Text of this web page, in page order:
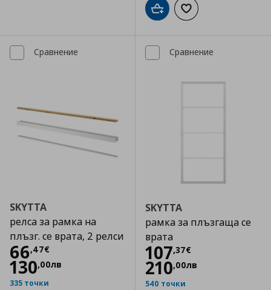
Добави в кошницата
Добави към
Сравнение
SKYTTA
релса за рамка на
плъзг. се врата, 2 релси
66,47€
Цена
130,00лв
335 точки
Сравнение
SKYTTA
рамка за плъзгаща се
врата
107,37€
Цена
210,00лв
540 точки